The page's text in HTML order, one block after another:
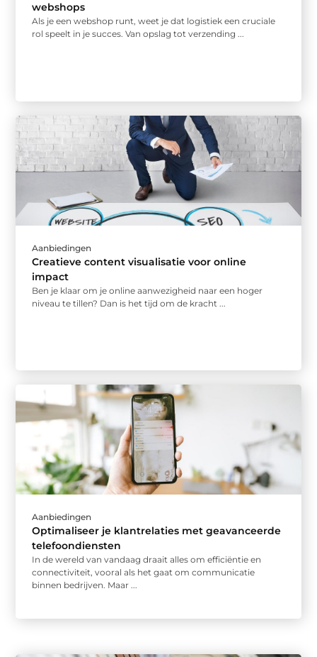
webshops
Als je een webshop runt, weet je dat logistiek een cruciale
rol speelt in je succes. Van opslag tot verzending ...
Aanbiedingen
Creatieve content visualisatie voor online
impact
Ben je klaar om je online aanwezigheid naar een hoger
niveau te tillen? Dan is het tijd om de kracht ...
Aanbiedingen
Optimaliseer je klantrelaties met geavanceerde
telefoondiensten
In de wereld van vandaag draait alles om efficiëntie en
connectiviteit, vooral als het gaat om communicatie
binnen bedrijven. Maar ...